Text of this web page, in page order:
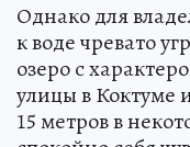
Однако для
к воде чревато
озеро с
улицы в Коктуме
15 метров в